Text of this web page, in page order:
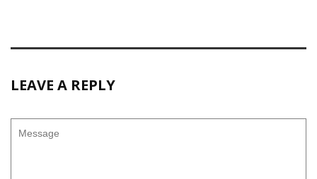
LEAVE A REPLY